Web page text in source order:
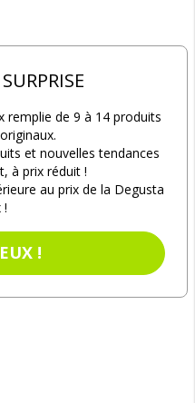
remplie de 9 à 14 produits
et nouvelles tendances
à prix réduit !
au prix de la Degusta
!
!